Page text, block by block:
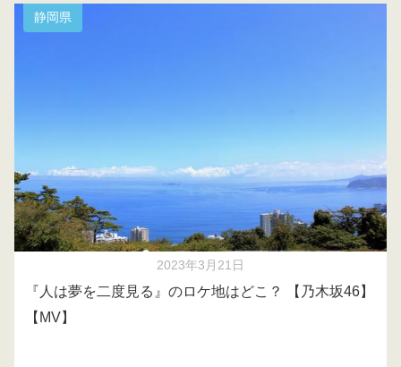
静岡県
2023年3月21日
『人は夢を二度見る』のロケ地はどこ？ 【乃木坂46】
【MV】